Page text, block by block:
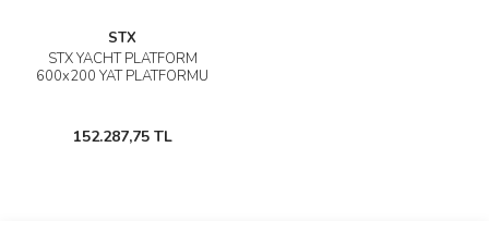
STX
STX YACHT PLATFORM
600x200 YAT PLATFORMU
152.287,75 TL